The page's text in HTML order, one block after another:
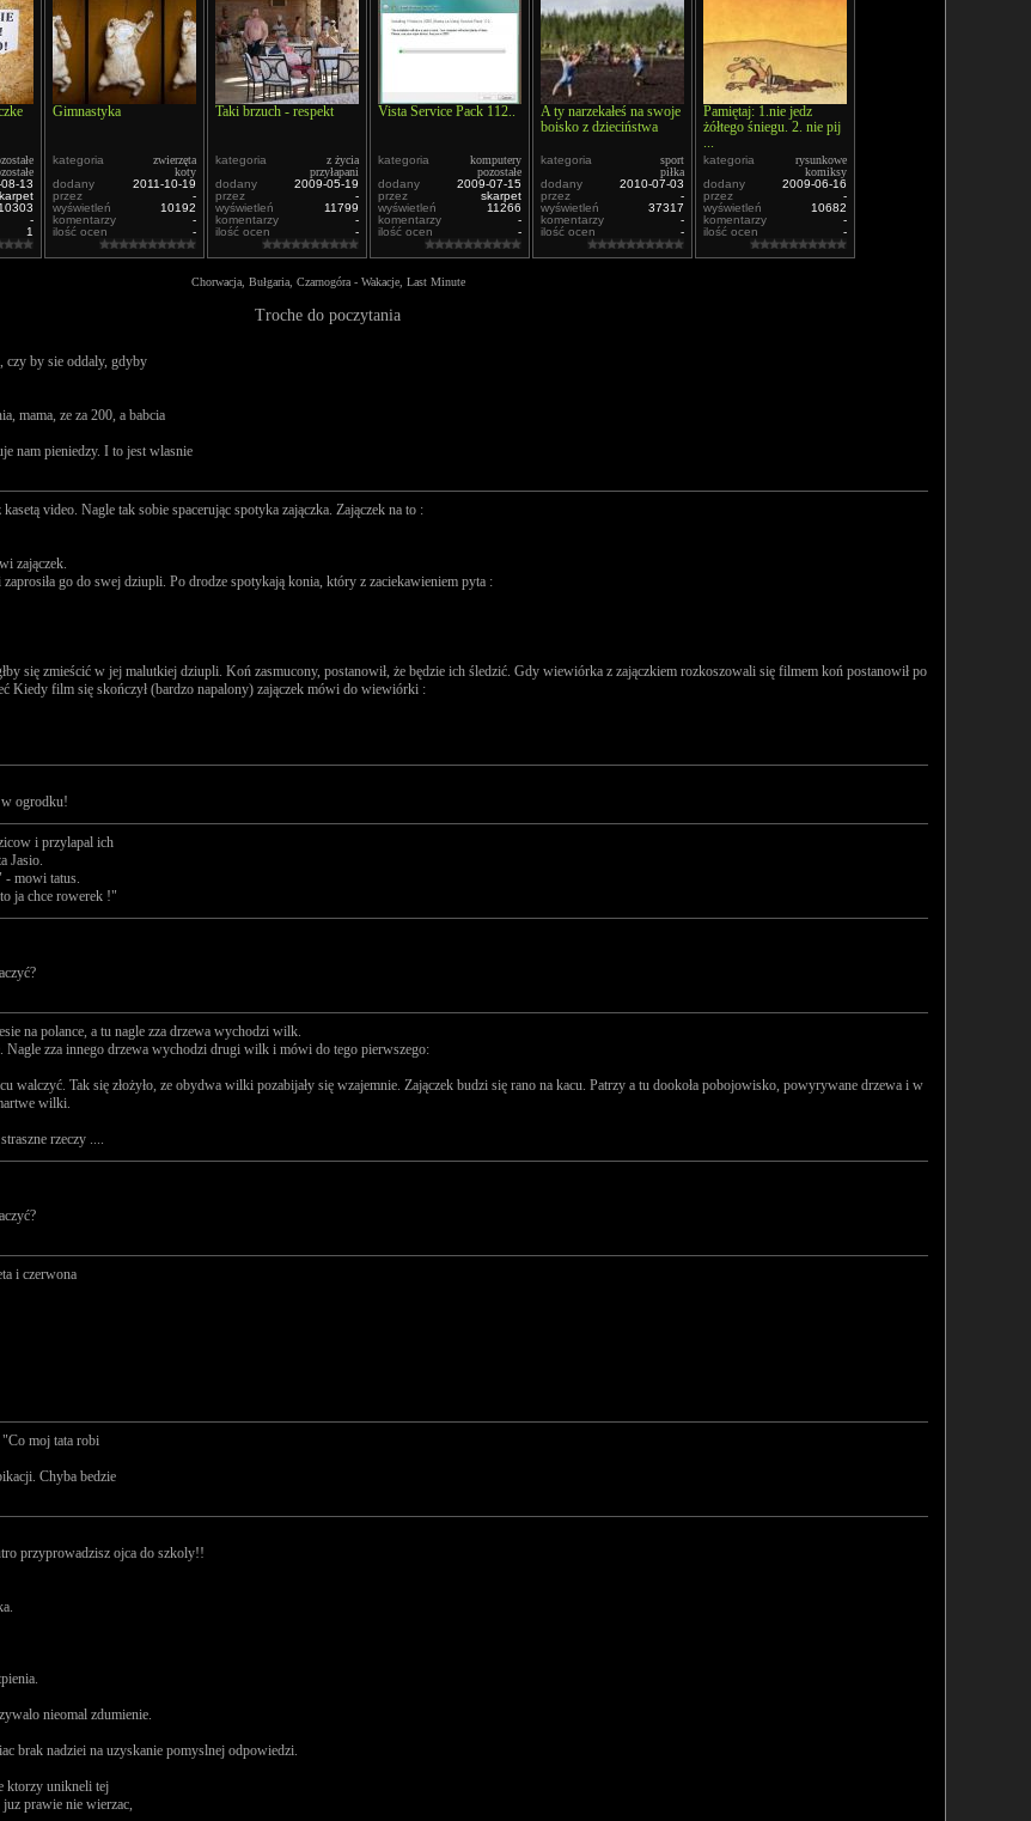
13
10303
-
1
Gimnastyka
kategoria
zwierzęta
koty
dodany
2011-10-19
przez
-
wyświetleń
10192
komentarzy
-
ilość ocen
-
Taki brzuch - respekt
kategoria
z życia
przyłapani
dodany
2009-05-19
przez
-
wyświetleń
11799
komentarzy
-
ilość ocen
-
Vista Service Pack 112..
kategoria
komputery
pozostałe
dodany
2009-07-15
przez
skarpet
wyświetleń
11266
komentarzy
-
ilość ocen
-
A ty narzekałeś na swoje
boisko z dzieciństwa
kategoria
sport
piłka
dodany
2010-07-03
przez
-
wyświetleń
37317
komentarzy
-
ilość ocen
-
Pamiętaj: 1.nie jedz
żółtego śniegu. 2. nie pij
...
kategoria
rysunkowe
komiksy
dodany
2009-06-16
przez
-
wyświetleń
10682
komentarzy
-
ilość ocen
-
Chorwacja, Bułgaria, Czarnogóra - Wakacje, Last Minute
Troche do poczytania
czy by sie oddaly, gdyby
mama, ze za 200, a babcia
nam pieniedzy. I to jest wlasnie
video. Nagle tak sobie spacerując spotyka zajączka. Zajączek na to :
zajączek.
zaprosiła go do swej dziupli. Po drodze spotykają konia, który z zaciekawieniem pyta :
się zmieścić w jej malutkiej dziupli. Koń zasmucony, postanowił, że będzie ich śledzić. Gdy wiewiórka z zajączkiem rozkoszowali się filmem koń postanowił po
Kiedy film się skończył (bardzo napalony) zajączek mówi do wiewiórki :
ogrodku!
i przylapal ich
Jasio.
- mowi tatus.
ja chce rowerek !"
na polance, a tu nagle zza drzewa wychodzi wilk.
zza innego drzewa wychodzi drugi wilk i mówi do tego pierwszego:
walczyć. Tak się złożyło, ze obydwa wilki pozabijały się wzajemnie. Zajączek budzi się rano na kacu. Patrzy a tu dookoła pobojowisko, powyrywane drzewa i w
wilki.
rzeczy ....
i czerwona
moj tata robi
Chyba bedzie
przyprowadzisz ojca do szkoly!!
nieomal zdumienie.
brak nadziei na uzyskanie pomyslnej odpowiedzi.
ktorzy unikneli tej
prawie nie wierzac,